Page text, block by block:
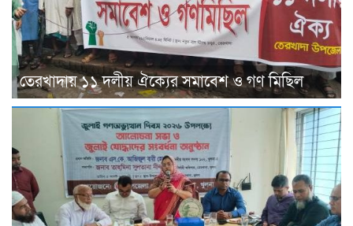
তেরখাদায় ১১ দলীয় ঐক্যের সমাবেশ ও গণ মিছিল